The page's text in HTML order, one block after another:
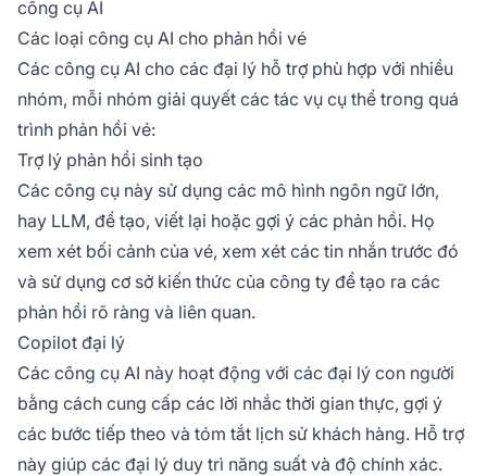
công cụ AI
Các loại công cụ AI cho phản hồi vé
Các công cụ AI cho các đại lý hỗ trợ phù hợp với nhiều
nhóm, mỗi nhóm giải quyết các tác vụ cụ thể trong quá
trình phản hồi vé:
Trợ lý phản hồi sinh tạo
Các công cụ này sử dụng các mô hình ngôn ngữ lớn,
hay LLM, để tạo, viết lại hoặc gợi ý các phản hồi. Họ
xem xét bối cảnh của vé, xem xét các tin nhắn trước đó
và sử dụng cơ sở kiến thức của công ty để tạo ra các
phản hồi rõ ràng và liên quan.
Copilot đại lý
Các công cụ AI này hoạt động với các đại lý con người
bằng cách cung cấp các lời nhắc thời gian thực, gợi ý
các bước tiếp theo và tóm tắt lịch sử khách hàng. Hỗ trợ
này giúp các đại lý duy trì năng suất và độ chính xác.